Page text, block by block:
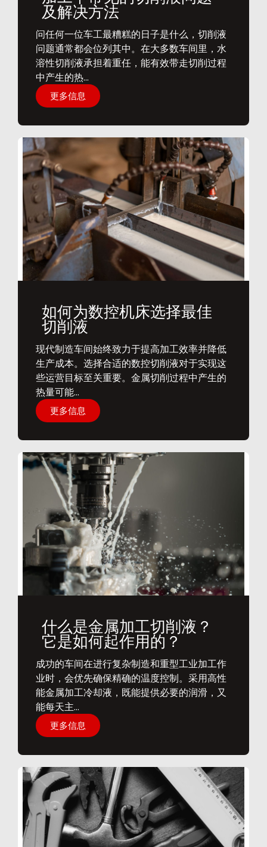
及解决方法
问任何一位车工最糟糕的日子是什么，切削液
问题通常都会位列其中。在大多数车间里，水
溶性切削液承担着重任，能有效带走切削过程
中产生的热...
更多信息
如何为数控机床选择最佳
切削液
​现代制造车间始终致力于提高加工效率并降低
生产成本。选择合适的数控切削液对于实现这
些运营目标至关重要。金属切削过程中产生的
热量可能...
更多信息
什么是金属加工切削液？
它是如何起作用的？
​成功的车间在进行复杂制造和重型工业加工作
业时，会优先确保精确的温度控制。采用高性
能金属加工冷却液，既能提供必要的润滑，又
能每天主...
更多信息